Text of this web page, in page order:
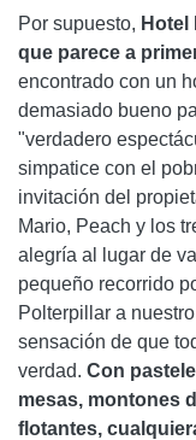
Por supuesto, Hotel
que parece a
encontrado con un
demasiado bueno
"verdadero
simpatice con el
invitación del
Mario, Peach y los
alegría al lugar de
pequeño recorrido
Polterpillar a
sensación de que
verdad. Con
mesas, montones
flotantes,